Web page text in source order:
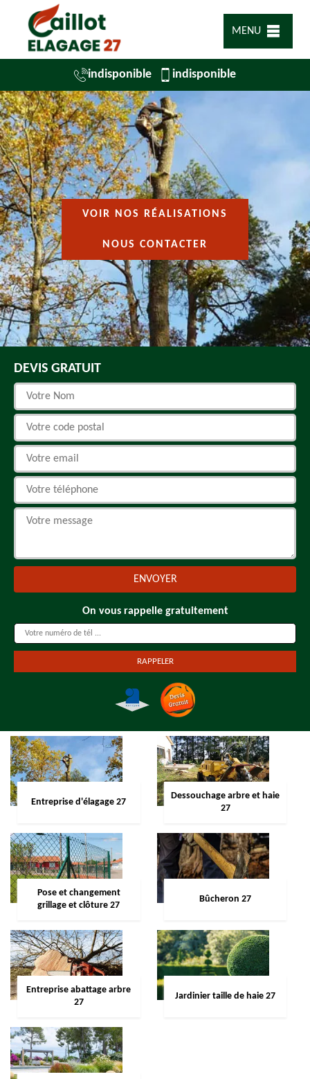
MENU
indisponible indisponible
VOIR NOS RÉALISATIONS
NOUS CONTACTER
DEVIS GRATUIT
On vous rappelle gratuitement
Entreprise d'élagage 27
Dessouchage arbre et haie
27
Pose et changement
grillage et clôture 27
Bûcheron 27
Entreprise abattage arbre
27
Jardinier taille de haie 27